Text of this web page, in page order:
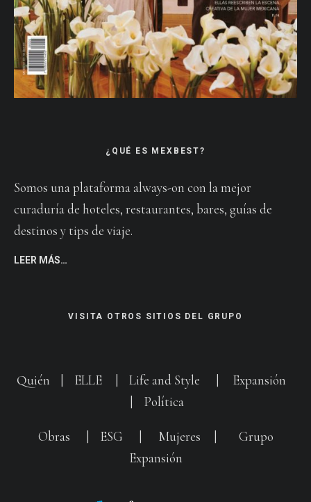
¿QUÉ ES MEXBEST?
Somos una plataforma always-on con la mejor
curaduría de hoteles, restaurantes, bares, guías de
destinos y tips de viaje.
LEER MÁS…
VISITA OTROS SITIOS DEL GRUPO
Quién ELLE Life and Style
Expansión
Política
Obras ESG Mujeres
Grupo
Expansión